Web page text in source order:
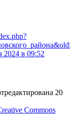
2024 в 09:52
20
Commons